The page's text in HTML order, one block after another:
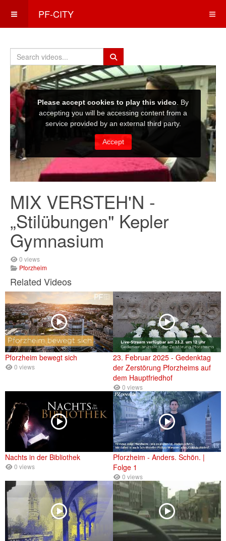
PF-CITY
MIX VERSTEH'N -
„Stilübungen" Kepler
Gymnasium
0 views
Pforzheim
Related Videos
Pforzheim bewegt sich
0 views
23. Februar 2025 - Gedenktag
der Zerstörung Pforzheims auf
dem Hauptfriedhof
0 views
Nachts in der Bibliothek
0 views
Pforzheim - Anders. Schön. |
Folge 1
0 views